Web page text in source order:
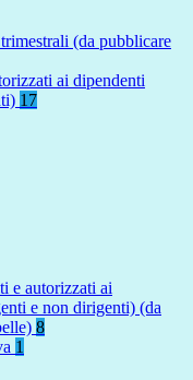
(da pubblicare
ai dipendenti
17
e autorizzati ai
e non dirigenti) (da
8
1